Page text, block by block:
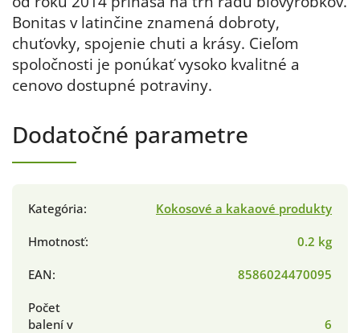
Bonitas v latinčine znamená dobroty,
chuťovky, spojenie chuti a krásy. Cieľom
spoločnosti je ponúkať vysoko kvalitné a
cenovo dostupné potraviny.
Dodatočné parametre
Kategória:
Kokosové a kakaové produkty
Hmotnosť:
0.2 kg
EAN:
8586024470095
Počet
balení v
6